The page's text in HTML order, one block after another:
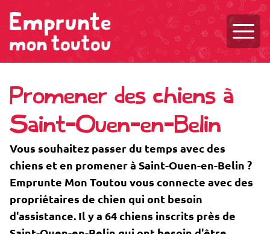
Promener des chiens à
Saint-Ouen-en-Belin
Vous souhaitez passer du temps avec des
chiens et en promener à Saint-Ouen-en-Belin ?
Emprunte Mon Toutou vous connecte avec des
propriétaires de chien qui ont besoin
d'assistance. Il y a 64 chiens inscrits près de